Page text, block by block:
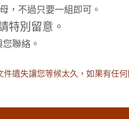
，不過只要一組即可。
特別留意。
聯絡。
遺失讓您等候太久，如果有任